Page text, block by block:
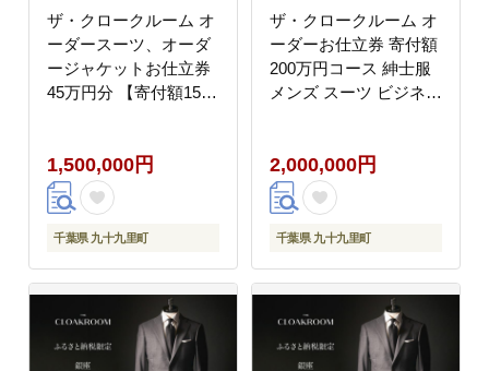
ザ・クロークルーム オ
ーダースーツ、オーダ
ージャケットお仕立券
45万円分 【寄付額150
服 ビジネス 贈答 ギフ
ト チケット 高級 お祝
い 高級スーツ オーダー
メイド 記念日
1,500,000円
千葉県 九十九里町
ザ・クロークルーム オ
ーダーお仕立券 寄付額
200万円コース 紳士服
メンズ スーツ ビジネス
贈り物 九十九里町 千葉
県
2,000,000円
千葉県 九十九里町